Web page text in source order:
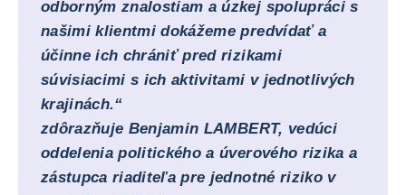
odborným znalostiam a úzkej spolupráci s
našimi klientmi dokážeme predvídať a
účinne ich chrániť pred rizikami
súvisiacimi s ich aktivitami v jednotlivých
krajinách.“
zdôrazňuje Benjamin LAMBERT, vedúci
oddelenia politického a úverového rizika a
zástupca riaditeľa pre jednotné riziko v